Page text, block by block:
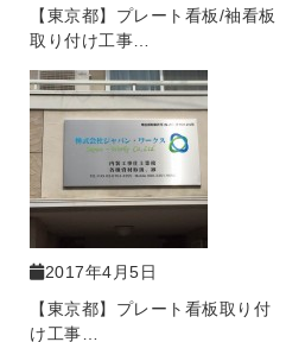
【東京都】プレート看板/袖看板
取り付け工事…
2017年4月5日
【東京都】プレート看板取り付
け工事…